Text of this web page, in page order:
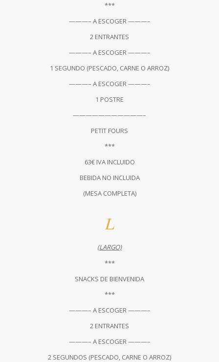
***
———– A ESCOGER ———–
2 ENTRANTES
———– A ESCOGER ———–
1 SEGUNDO (PESCADO, CARNE O ARROZ)
———– A ESCOGER ———–
1 POSTRE
———————————–
PETIT FOURS
***
63€ IVA INCLUIDO
BEBIDA NO INCLUIDA
(MESA COMPLETA)
L
(LARGO)
***
SNACKS DE BIENVENIDA
***
———– A ESCOGER ———–
2 ENTRANTES
———– A ESCOGER ———–
2 SEGUNDOS (PESCADO, CARNE O ARROZ)